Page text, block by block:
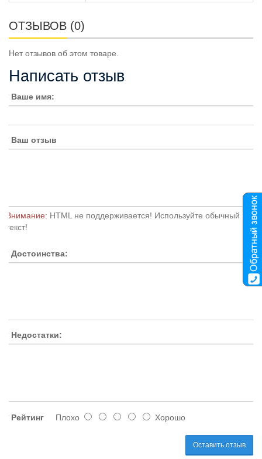
ОТЗЫВОВ (0)
Нет отзывов об этом товаре.
Написать отзыв
Ваше имя:
Ваш отзыв
Внимание: HTML не поддерживается! Используйте обычный
текст!
Достоинства:
Недостатки:
Рейтинг Плохо Хорошо
Оставить отзыв